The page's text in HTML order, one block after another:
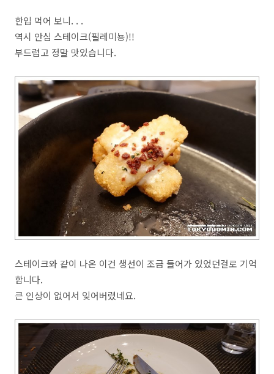
한입 먹어 보니. . .
역시 안심 스테이크(필레미뇽)!!
부드럽고 정말 맛있습니다.
스테이크와 같이 나온 이건 생선이 조금 들어가 있었던걸로 기억
합니다.
큰 인상이 없어서 잊어버렸네요.